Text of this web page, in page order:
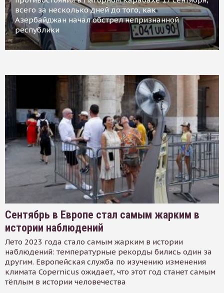
всего за несколько дней до того, как
Азербайджан начал обстрел непризнанной
республики
Сентябрь в Европе стал самым жарким в
истории наблюдений
Лето 2023 года стало самым жарким в истории
наблюдений: температурные рекорды бились один за
другим. Европейская служба по изучению изменения
климата Copernicus ожидает, что этот год станет самым
тёплым в истории человечества